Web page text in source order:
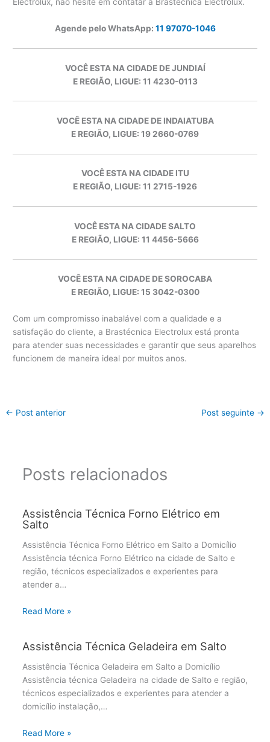
Electrolux, não hesite em contatar a Brastécnica Electrolux.
Agende pelo WhatsApp: 11 97070-1046
VOCÊ ESTA NA CIDADE DE JUNDIAÍ
E REGIÃO, LIGUE: 11 4230-0113
VOCÊ ESTA NA CIDADE DE INDAIATUBA
E REGIÃO, LIGUE: 19 2660-0769
VOCÊ ESTA NA CIDADE ITU
E REGIÃO, LIGUE: 11 2715-1926
VOCÊ ESTA NA CIDADE SALTO
E REGIÃO, LIGUE: 11 4456-5666
VOCÊ ESTA NA CIDADE DE SOROCABA
E REGIÃO, LIGUE: 15 3042-0300
Com um compromisso inabalável com a qualidade e a
satisfação do cliente, a Brastécnica Electrolux está pronta
para atender suas necessidades e garantir que seus aparelhos
funcionem de maneira ideal por muitos anos.
← Post anterior Post seguinte →
Posts relacionados
Assistência Técnica Forno Elétrico em
Salto
Assistência Técnica Forno Elétrico em Salto a Domicílio
Assistência técnica Forno Elétrico na cidade de Salto e
região, técnicos especializados e experientes para
atender a…
Read More »
Assistência Técnica Geladeira em Salto
Assistência Técnica Geladeira em Salto a Domicílio
Assistência técnica Geladeira na cidade de Salto e região,
técnicos especializados e experientes para atender a
domicílio instalação,…
Read More »